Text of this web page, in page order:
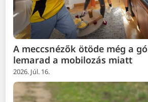
A meccsnézők ötöde még a
lemarad a mobilozás miatt
2026. Júl. 16.